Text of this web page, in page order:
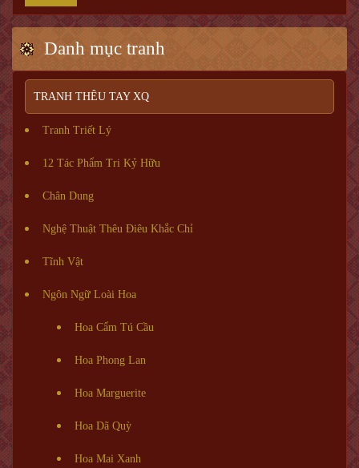
Danh mục tranh
TRANH THÊU TAY XQ
Tranh Triết Lý
12 Tác Phẩm Tri Kỷ Hữu
Chân Dung
Nghệ Thuật Thêu Điêu Khắc Chỉ
Tĩnh Vật
Ngôn Ngữ Loài Hoa
Hoa Cẩm Tú Cầu
Hoa Phong Lan
Hoa Marguerite
Hoa Dã Quỳ
Hoa Mai Xanh